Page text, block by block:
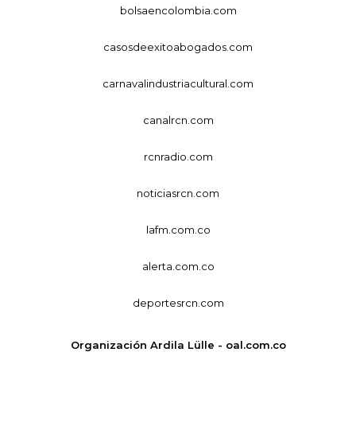
bolsaencolombia.com
casosdeexitoabogados.com
carnavalindustriacultural.com
canalrcn.com
rcnradio.com
noticiasrcn.com
lafm.com.co
alerta.com.co
deportesrcn.com
Organización Ardila Lülle - oal.com.co